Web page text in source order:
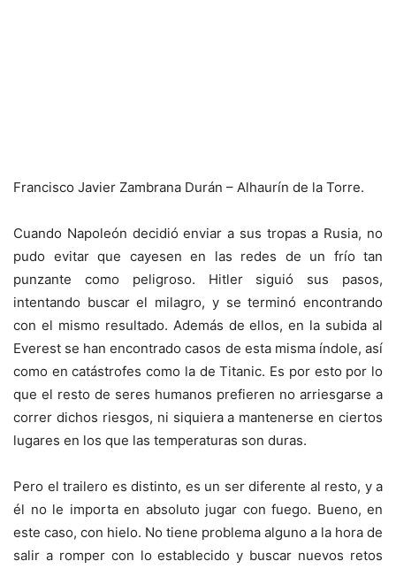
Francisco Javier Zambrana Durán – Alhaurín de la Torre.
Cuando Napoleón decidió enviar a sus tropas a Rusia, no
pudo evitar que cayesen en las redes de un frío tan
punzante como peligroso. Hitler siguió sus pasos,
intentando buscar el milagro, y se terminó encontrando
con el mismo resultado. Además de ellos, en la subida al
Everest se han encontrado casos de esta misma índole, así
como en catástrofes como la de Titanic. Es por esto por lo
que el resto de seres humanos prefieren no arriesgarse a
correr dichos riesgos, ni siquiera a mantenerse en ciertos
lugares en los que las temperaturas son duras.
Pero el trailero es distinto, es un ser diferente al resto, y a
él no le importa en absoluto jugar con fuego. Bueno, en
este caso, con hielo. No tiene problema alguno a la hora de
salir a romper con lo establecido y buscar nuevos retos